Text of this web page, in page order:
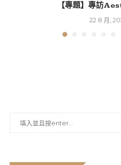
【專題】專訪
22 8 月,